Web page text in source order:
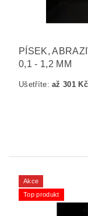
PÍSEK,
0,1 - 1,2 MM
Ušetříte:až 301
Akce
Top produkt